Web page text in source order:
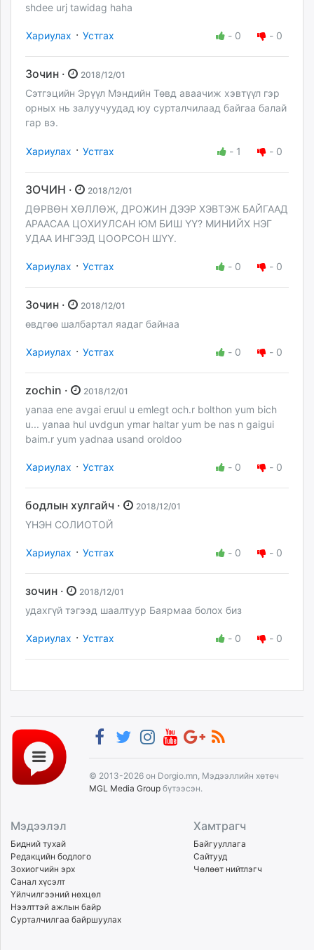
shdee urj tawidag haha
Хариулах · Устгах - 0 - 0
Зочин · 2018/12/01
Сэтгэцийн Эрүүл Мэндийн Төвд аваачиж хэвтүүл гэр
орных нь залуучуудад юу сурталчилаад байгаа балай
гар вэ.
Хариулах · Устгах - 1 - 0
ЗОЧИН · 2018/12/01
ДӨРВӨН ХӨЛЛӨЖ, ДРОЖИН ДЭЭР ХЭВТЭЖ БАЙГААД
АРААСАА ЦОХИУЛСАН ЮМ БИШ ҮҮ? МИНИЙХ НЭГ
УДАА ИНГЭЭД ЦООРСОН ШҮҮ.
Хариулах · Устгах - 0 - 0
Зочин · 2018/12/01
өвдгөө шалбартал яадаг байнаа
Хариулах · Устгах - 0 - 0
zochin · 2018/12/01
yanaa ene avgai eruul u emlegt och.r bolthon yum bich
u... yanaa hul uvdgun ymar haltar yum be nas n gaigui
baim.r yum yadnaa usand oroldoo
Хариулах · Устгах - 0 - 0
бодлын хулгайч · 2018/12/01
ҮНЭН СОЛИОТОЙ
Хариулах · Устгах - 0 - 0
зочин · 2018/12/01
удахгүй тэгээд шаалтуур Баярмаа болох биз
Хариулах · Устгах - 0 - 0
© 2013-2026 он Dorgio.mn, Мэдээллийн хөтөч
MGL Media Group бүтээсэн.
Мэдээлэл
Бидний тухай
Редакцийн бодлого
Зохиогчийн эрх
Санал хүсэлт
Үйлчилгээний нөхцөл
Нээлттэй ажлын байр
Сурталчилгаа байршуулах
Хамтрагч
Байгууллага
Сайтууд
Чөлөөт нийтлэгч